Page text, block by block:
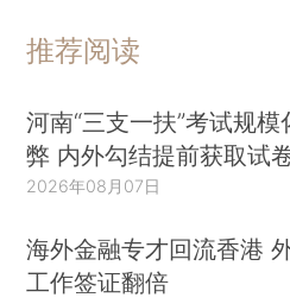
推荐阅读
河南“三支一扶”考试规模
弊 内外勾结提前获取试
2026年08月07日
海外金融专才回流香港
工作签证翻倍